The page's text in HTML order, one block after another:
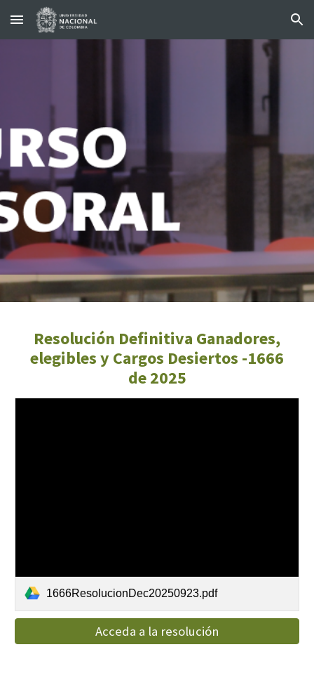
Skip to main content Skip to navigation
Resolución Definitiva Ganadores,
elegibles y Cargos Desiertos -1666
de 2025
1666ResolucionDec20250923.pdf
Acceda a la resolución